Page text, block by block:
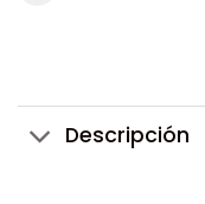
Descripción